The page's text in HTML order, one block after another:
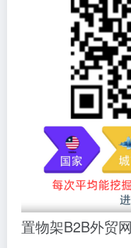
置物架B2B外贸